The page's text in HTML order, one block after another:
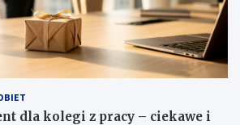
dla kolegi z pracy – ciekawe i